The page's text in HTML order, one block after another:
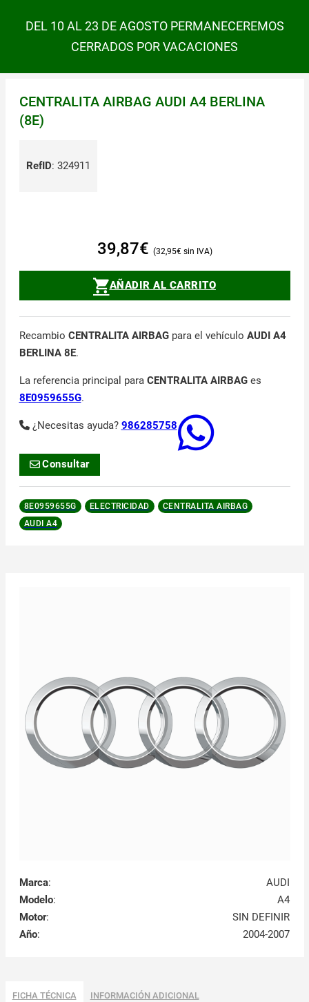
DEL 10 AL 23 DE AGOSTO PERMANECEREMOS
CERRADOS POR VACACIONES
CENTRALITA AIRBAG AUDI A4 BERLINA
(8E)
RefID: 324911
39,87€ 32,95€
AÑADIR AL CARRITO
Recambio CENTRALITA AIRBAGpara el vehículo AUDI A4
BERLINA 8E.
La referencia principal para CENTRALITA AIRBAGes
8E0959655G.
¿Necesitas ayuda? 986285758
Consultar
8E0959655G ELECTRICIDAD
CENTRALITA AIRBAG
AUDI A4
Marca:
AUDI
Modelo:
A4
Motor:
SIN DEFINIR
Año: 2004-2007
FICHA TÉCNICA INFORMACIÓN ADICIONAL